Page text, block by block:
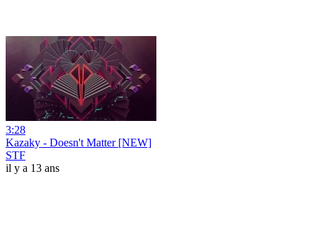
3:28
Kazaky - Doesn't Matter [NEW]
STF
il y a 13 ans